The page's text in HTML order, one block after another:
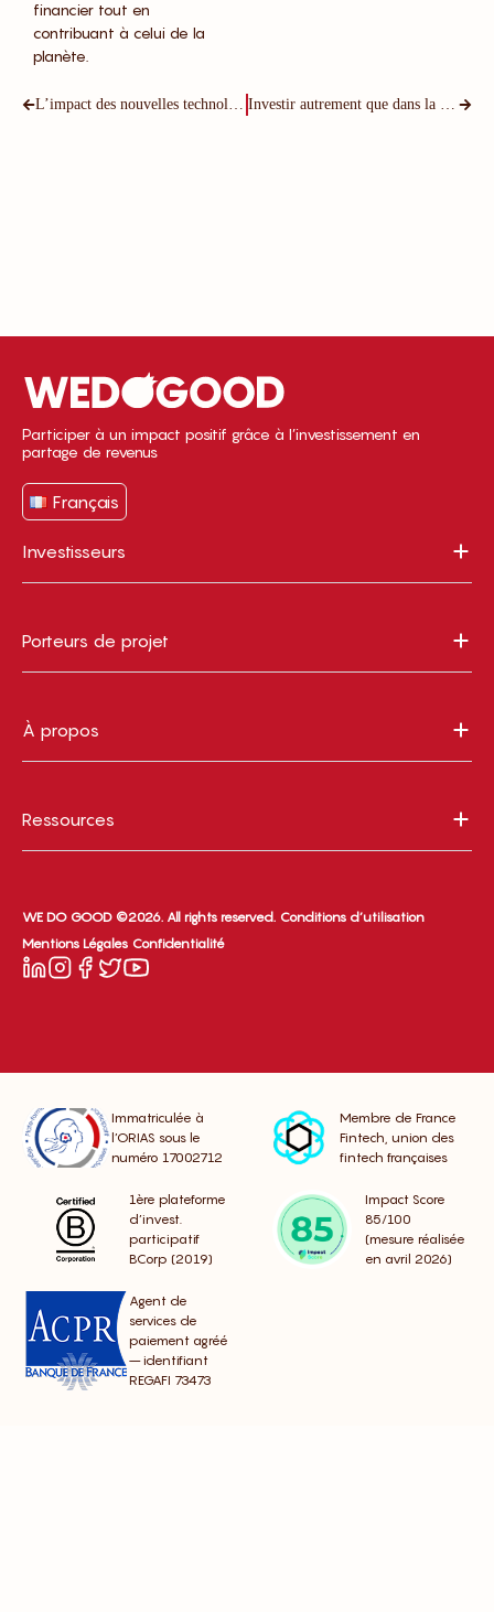
financier tout en
contribuant à celui de la
planète.
Participer à un impact positif grâce à l’investissement en
partage de revenus
Français
Investisseurs
Porteurs de projet
À propos
Ressources
WE DO GOOD ©2026. All rights reserved. Conditions d’utilisation
Mentions Légales Confidentialité
Immatriculée à
l’ORIAS sous le
numéro 17002712
Membre de France
Fintech, union des
fintech françaises
1ère plateforme
d’invest.
participatif
BCorp (2019)
Impact Score
85/100
(mesure réalisée
en avril 2026)
Agent de
services de
paiement agréé
– identifiant
REGAFI 73473